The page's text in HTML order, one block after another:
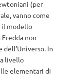
(per
vanno come
il modello
non
In
livello
elementari di